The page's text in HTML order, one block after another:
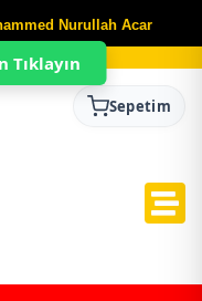
Nurullah Acar
Sepetim
Tıklayın